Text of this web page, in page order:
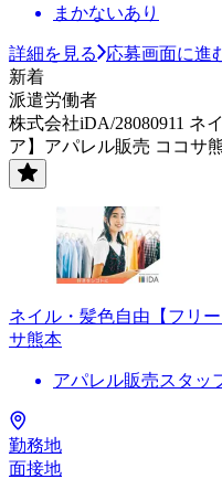
まかないあり
詳細を見る
応募画面に進
新着
派遣労働者
株式会社iDA/28080911 ネ
ア】アパレル販売 ココサ
ネイル・髪色自由【フリ
サ熊本
アパレル販売スタッ
勤務地
面接地